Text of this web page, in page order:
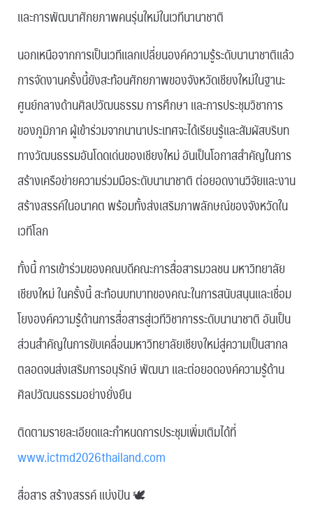
และการพัฒนาศักยภาพคนรุ่นใหม่ในเวทีนานาชาติ
นอกเหนือจากการเป็นเวทีแลกเปลี่ยนองค์ความรู้ระดับนานาชาติแล้ว
การจัดงานครั้งนี้ยังสะท้อนศักยภาพของจังหวัดเชียงใหม่ในฐานะ
ศูนย์กลางด้านศิลปวัฒนธรรม การศึกษา และการประชุมวิชาการ
ของภูมิภาค ผู้เข้าร่วมจากนานาประเทศจะได้เรียนรู้และสัมผัสบริบท
ทางวัฒนธรรมอันโดดเด่นของเชียงใหม่ อันเป็นโอกาสสำคัญในการ
สร้างเครือข่ายความร่วมมือระดับนานาชาติ ต่อยอดงานวิจัยและงาน
สร้างสรรค์ในอนาคต พร้อมทั้งส่งเสริมภาพลักษณ์ของจังหวัดใน
เวทีโลก
ทั้งนี้ การเข้าร่วมของคณบดีคณะการสื่อสารมวลชน มหาวิทยาลัย
เชียงใหม่ ในครั้งนี้ สะท้อนบทบาทของคณะในการสนับสนุนและเชื่อม
โยงองค์ความรู้ด้านการสื่อสารสู่เวทีวิชาการระดับนานาชาติ อันเป็น
ส่วนสำคัญในการขับเคลื่อนมหาวิทยาลัยเชียงใหม่สู่ความเป็นสากล
ตลอดจนส่งเสริมการอนุรักษ์ พัฒนา และต่อยอดองค์ความรู้ด้าน
ศิลปวัฒนธรรมอย่างยั่งยืน
ติดตามรายละเอียดและกำหนดการประชุมเพิ่มเติมได้ที่
www.ictmd2026thailand.com
สื่อสาร สร้างสรรค์ แบ่งปัน 🕊